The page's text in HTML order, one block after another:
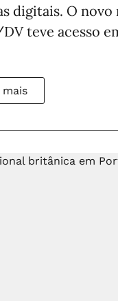
digitais. O
DV teve acesso
mais